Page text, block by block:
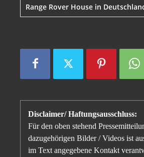
Range Rover House in
Disclaimer/ Haftungsausschluss:
Für den oben stehend
dazugehörigen Bilder / Videos ist
im Text angegebene Kontakt